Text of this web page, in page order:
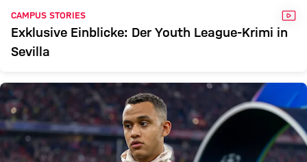
CAMPUS STORIES
Exklusive Einblicke: Der Youth League-Krimi in
Sevilla